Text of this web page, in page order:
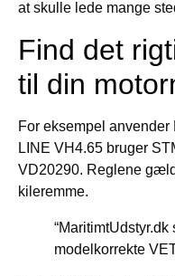
at skulle lede mange
Find det
til din
For eksempel
LINE VH4.65 bruger
VD20290. Reglene
kileremme.
“MaritimtUdstyr.dk
modelkorrekte